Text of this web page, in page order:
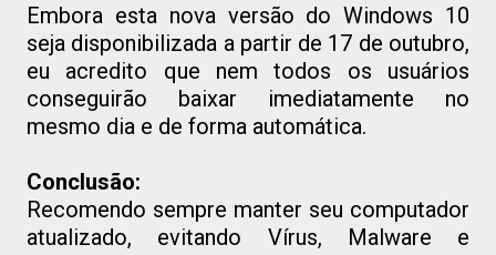
Embora esta nova versão do Windows 10
seja disponibilizada a partir de 17 de outubro,
eu acredito que nem todos os usuários
conseguirão baixar imediatamente no
mesmo dia e de forma automática.
Conclusão:
Recomendo sempre manter seu computador
atualizado, evitando Vírus, Malware e